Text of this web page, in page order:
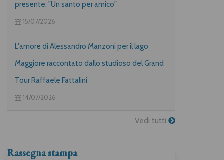
presente: "Un santo per amico"
15/07/2026
L'amore di Alessandro Manzoni per il lago
Maggiore raccontato dallo studioso del Grand
Tour Raffaele Fattalini
14/07/2026
Vedi tutti
Rassegna stampa